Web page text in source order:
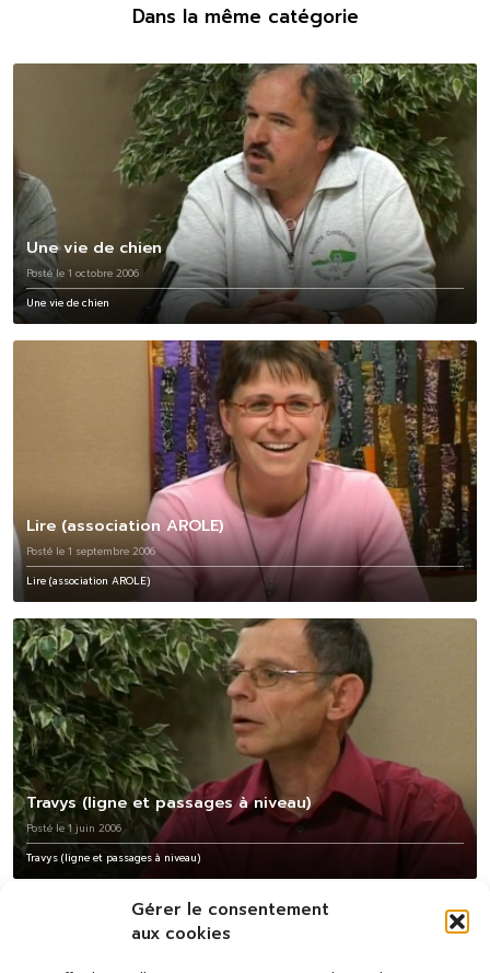
Gérer le consentement
aux cookies
Dans la même catégorie
Une vie de chien
Posté le 1 octobre 2006
Une vie de chien
Lire (association AROLE)
Posté le 1 septembre 2006
Lire (association AROLE)
Travys (ligne et passages à niveau)
Posté le 1 juin 2006
Travys (ligne et passages à niveau)